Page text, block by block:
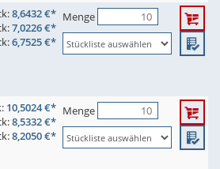
8,6432 €*
7,0226 €*
6,7525 €*
Menge
10,5024 €*
8,5332 €*
8,2050 €*
Menge